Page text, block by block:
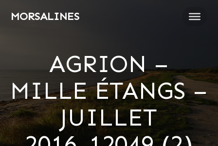
MORSALINES
AGRION –
MILLE ÉTANGS –
JUILLET